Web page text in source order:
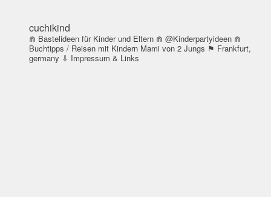
cuchikind
⋒ Bastelideen für Kinder und Eltern ⋒ @Kinderpartyideen ⋒
Buchtipps / Reisen mit Kindern Mami von 2 Jungs ⚑ Frankfurt,
germany ⇩ Impressum & Links